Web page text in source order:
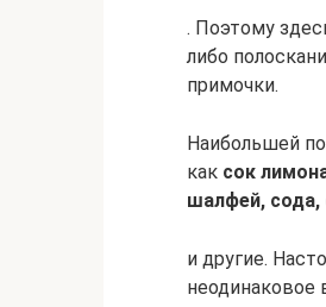
. Поэтому
либо
примочки.
Наибольшей
как сок
шалфей, сода,
и другие.
неодинаковое